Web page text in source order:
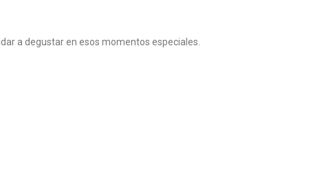
a degustar en esos momentos especiales.